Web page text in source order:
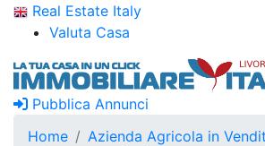
Real Estate Italy
Valuta Casa
Pubblica Annunci
Home
Azienda Agricola in